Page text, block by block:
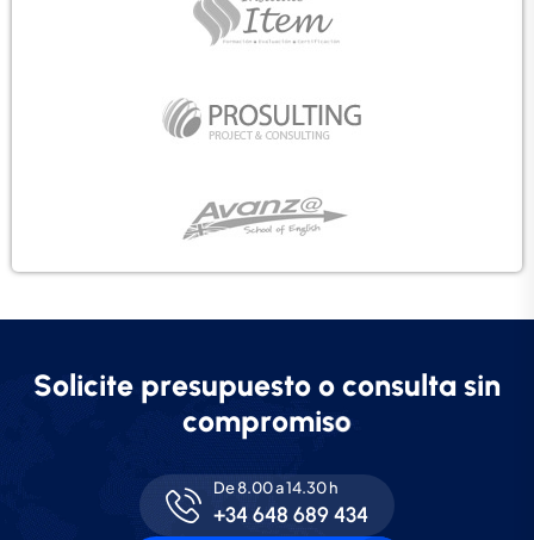
Solicite presupuesto o consulta sin
compromiso
De 8.00 a 14.30 h
+34 648 689 434